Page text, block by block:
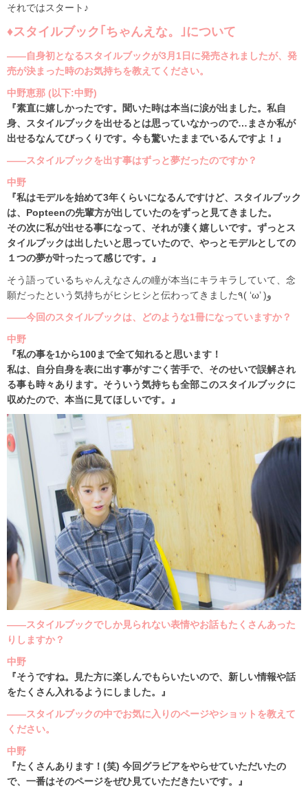
それではスタート♪
♦スタイルブック｢ちゃんえな。｣について
――自身初となるスタイルブックが3月1日に発売されましたが、発
売が決まった時のお気持ちを教えてください。
中野恵那 (以下:中野)
『素直に嬉しかったです。聞いた時は本当に涙が出ました。私自
身、スタイルブックを出せるとは思っていなかっので…まさか私が
出せるなんてびっくりです。今も驚いたままでいるんですよ！』
――スタイルブックを出す事はずっと夢だったのですか？
中野
『私はモデルを始めて3年くらいになるんですけど、スタイルブック
は、Popteenの先輩方が出していたのをずっと見てきました。
その次に私が出せる事になって、それが凄く嬉しいです。ずっとス
タイルブックは出したいと思っていたので、やっとモデルとしての
１つの夢が叶ったって感じです。』
そう語っているちゃんえなさんの瞳が本当にキラキラしていて、念
願だったという気持ちがヒシヒシと伝わってきました٩( ‘ω’ )و
――今回のスタイルブックは、どのような1冊になっていますか？
中野
『私の事を1から100まで全て知れると思います！
私は、自分自身を表に出す事がすごく苦手で、そのせいで誤解され
る事も時々あります。そういう気持ちも全部このスタイルブックに
収めたので、本当に見てほしいです。』
――スタイルブックでしか見られない表情やお話もたくさんあった
りしますか？
中野
『そうですね。見た方に楽しんでもらいたいので、新しい情報や話
をたくさん入れるようにしました。』
――スタイルブックの中でお気に入りのページやショットを教えて
ください。
中野
『たくさんあります！(笑) 今回グラビアをやらせていただいたの
で、一番はそのページをぜひ見ていただきたいです。』